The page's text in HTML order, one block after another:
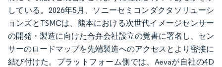
している。2026年5月、ソニーセミコンダクタソリューシ
ョンズとTSMCは、熊本における次世代イメージセンサー
の開発・製造に向けた合弁会社設立の覚書に署名し、セン
サーのロードマップを先端製造へのアクセスとより密接に
結び付けた。プラットフォーム側では、Aevaが自社の4D